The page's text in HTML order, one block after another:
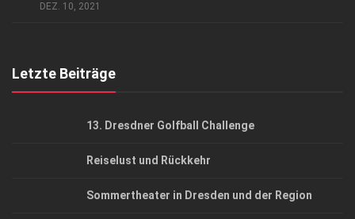
DEZ. 10, 2021
Letzte Beiträge
13. Dresdner Golfball Challenge
Reiselust und Rückkehr
Sommertheater in Dresden und der Region